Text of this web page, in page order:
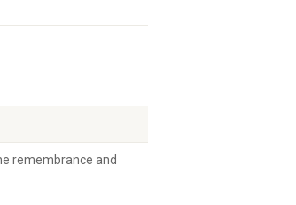
remembrance and